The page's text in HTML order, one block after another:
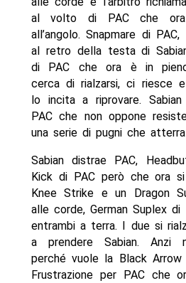
al volto di PAC che ora
all’angolo. Snapmare di
al retro della testa di
di PAC che ora è in
cerca di rialzarsi, ci riesce
lo incita a riprovare.
PAC che non oppone
una serie di pugni che atterra
Sabian distrae PAC,
Kick di PAC però che ora
Knee Strike e un Dragon
alle corde, German Suplex di
entrambi a terra. I due si
a prendere Sabian. Anzi
perché vuole la Black
Frustrazione per PAC che